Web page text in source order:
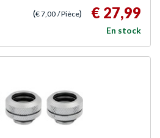
(€ 7,00 / Pièce) € 27,99
En stock